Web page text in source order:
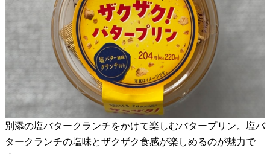
別添の塩バタークランチをかけて楽しむバタープリン。塩バ
タークランチの塩味とザクザク食感が楽しめるのが魅力で